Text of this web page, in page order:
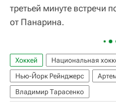
третьей минуте встречи
от Панарина.
Хоккей
Национальная
Нью-Йорк Рейнджерс
Владимир Тарасенко